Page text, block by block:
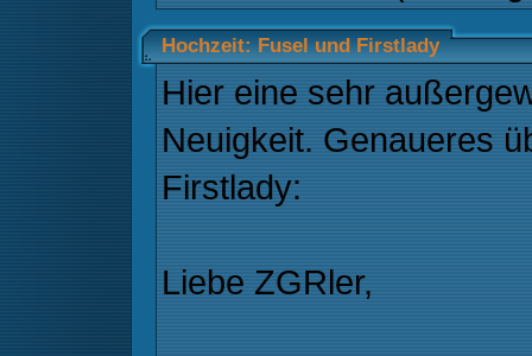
Hochzeit: Fusel und Firstlady
Hier eine sehr
Neuigkeit. Genaueres
Firstlady:
Liebe ZGRler,